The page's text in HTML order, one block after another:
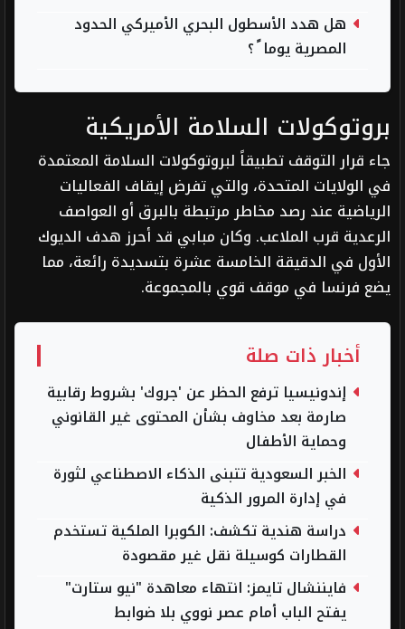
هل هدد الأسطول البحري الأميركي الحدود
المصرية يوما ً ؟
بروتوكولات السلامة الأمريكية
جاء قرار التوقف تطبيقاً لبروتوكولات السلامة المعتمدة
في الولايات المتحدة، والتي تفرض إيقاف الفعاليات
الرياضية عند رصد مخاطر مرتبطة بالبرق أو العواصف
الرعدية قرب الملاعب. وكان مبابي قد أحرز هدف الديوك
الأول في الدقيقة الخامسة عشرة بتسديدة رائعة، مما
يضع فرنسا في موقف قوي بالمجموعة.
أخبار ذات صلة
إندونيسيا ترفع الحظر عن 'جروك' بشروط رقابية
صارمة بعد مخاوف بشأن المحتوى غير القانوني
وحماية الأطفال
الخبر السعودية تتبنى الذكاء الاصطناعي لثورة
في إدارة المرور الذكية
دراسة هندية تكشف: الكوبرا الملكية تستخدم
القطارات كوسيلة نقل غير مقصودة
فايننشال تايمز: انتهاء معاهدة "نيو ستارت"
يفتح الباب أمام عصر نووي بلا ضوابط